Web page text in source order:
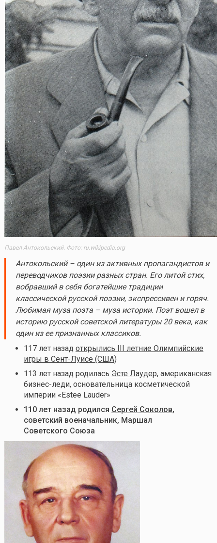
Павел Антокольский. Фото: ru.wikipedia.org
Антокольский – один из активных пропагандистов и
переводчиков поэзии разных стран. Его литой стих,
вобравший в себя богатейшие традиции
классической русской поэзии, экспрессивен и горяч.
Любимая муза поэта – муза истории. Поэт вошел в
историю русской советской литературы 20 века, как
один из ее признанных классиков.
117 лет назад открылись III летние Олимпийские
игры в Сент-Луисе (США)
113 лет назад родилась Эсте Лаудер, американская
бизнес-леди, основательница косметической
империи «Estee Lauder»
110 лет назад родился Сергей Соколов,
советский военачальник, Маршал
Советского Союза